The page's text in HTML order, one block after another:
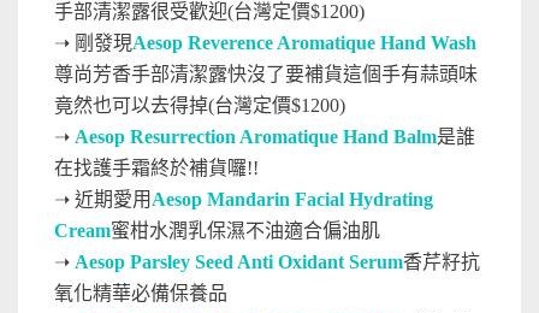
手部清潔露很受歡迎(台灣定價$1200)
➝ 剛發現Aesop Reverence Aromatique Hand Wash
尊尚芳香手部清潔露快沒了要補貨這個手有蒜頭味
竟然也可以去得掉(台灣定價$1200)
➝ Aesop Resurrection Aromatique Hand Balm是誰
在找護手霜終於補貨囉!!
➝ 近期愛用 Aesop Mandarin Facial Hydrating
Cream蜜柑水潤乳保濕不油適合偏油肌
➝ Aesop Parsley Seed Anti Oxidant Serum香芹籽抗
氧化精華必備保養品